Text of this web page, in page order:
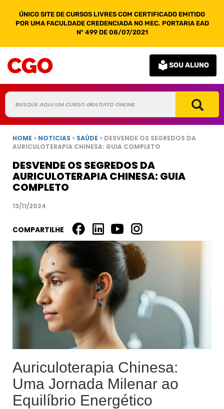
ÚNICO SITE DE CURSOS LIVRES COM CERTIFICADO EMITIDO
POR UMA FACULDADE CREDENCIADA NO MEC. PORTARIA EAD
Nº 499 DE 08/07/2021
SOU ALUNO
HOME > NOTICIAS > SAÚDE > DESVENDE OS SEGREDOS DA
AURICULOTERAPIA CHINESA: GUIA COMPLETO
DESVENDE OS SEGREDOS DA
AURICULOTERAPIA CHINESA: GUIA
COMPLETO
13/11/2024
COMPARTILHE
Auriculoterapia Chinesa:
Uma Jornada Milenar ao
Equilíbrio Energético